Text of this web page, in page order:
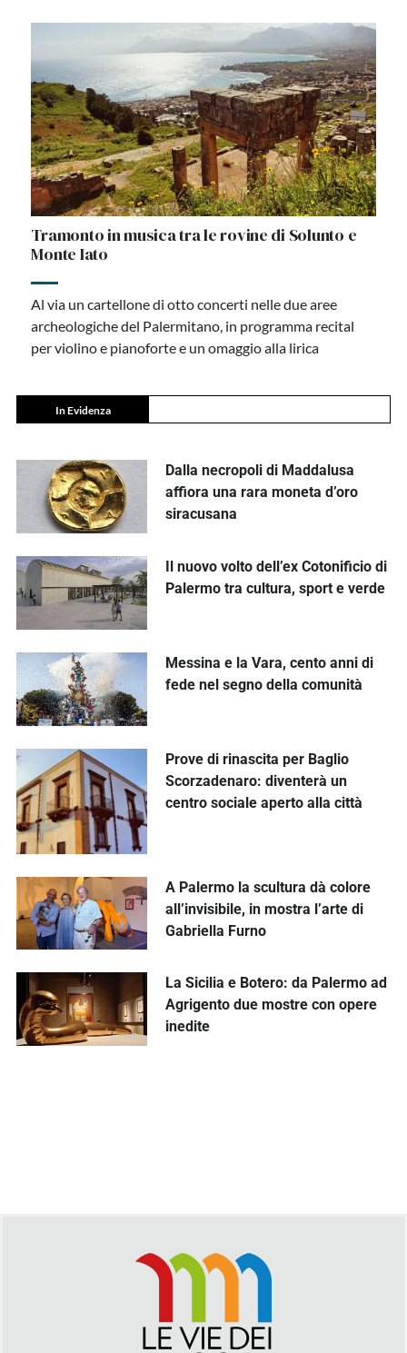
Tramonto in musica tra le rovine di Solunto e
Monte Iato
Al via un cartellone di otto concerti nelle due aree
archeologiche del Palermitano, in programma recital
per violino e pianoforte e un omaggio alla lirica
In Evidenza
Dalla necropoli di Maddalusa
affiora una rara moneta d’oro
siracusana
Il nuovo volto dell’ex Cotonificio di
Palermo tra cultura, sport e verde
Messina e la Vara, cento anni di
fede nel segno della comunità
Prove di rinascita per Baglio
Scorzadenaro: diventerà un
centro sociale aperto alla città
A Palermo la scultura dà colore
all’invisibile, in mostra l’arte di
Gabriella Furno
La Sicilia e Botero: da Palermo ad
Agrigento due mostre con opere
inedite